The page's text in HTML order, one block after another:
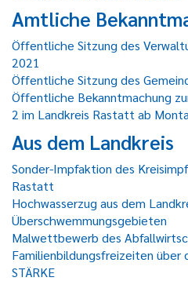
Amtliche
Öffentliche Sitzung des
2021
Öffentliche Sitzung des
Öffentliche Bekanntmachung
2 im Landkreis Rastatt ab
Aus dem Landkreis
Sonder-Impfaktion des
Rastatt
Hochwasserzug aus dem
Überschwemmungsgebieten
Malwettbewerb des
Familienbildungsfreizeiten über
STÄRKE